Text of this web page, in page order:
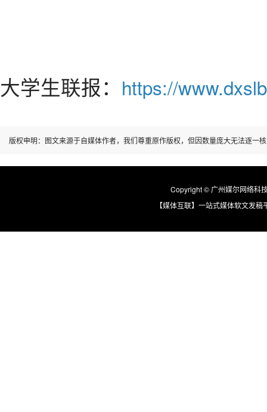
大学生联报： https://
版权申明：图文来源于自媒体作者，我们尊重原作版权，但因数量庞大无法逐一
Copyright © 广州媒尔网络科
【媒体互联】一站式媒体软文发